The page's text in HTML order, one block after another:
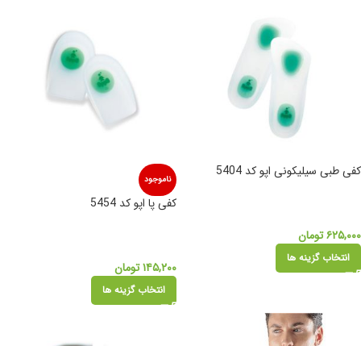
کفی طبی سیلیکونی اپو کد 5404
۶۲۵,۰۰۰تومان
انتخاب گزینه ها
ناموجود
کفی پا اپو کد 5454
۱۴۵,۲۰۰تومان
انتخاب گزینه ها